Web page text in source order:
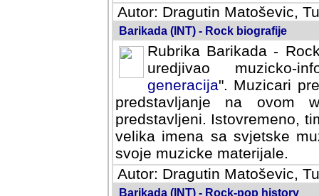
Autor: Dragutin Matoševic,
Barikada (INT) - Rock biografije
Rubrika Barikada -
uredjivao muzicko-
Muzicari predstavljeni u
na ovom web portalu
Istovremeno, tim nacinom
sa svjetske muzicke scene
materijale.
Autor: Dragutin Matoševic,
Barikada (INT) - Rock-pop history